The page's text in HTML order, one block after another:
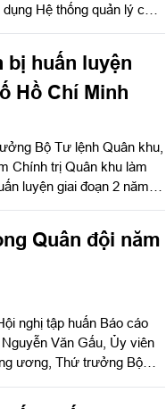
Hệ thống quản lý chất
bị huấn luyện
Hồ Chí Minh
Bộ Tư lệnh Quân khu,
Chính trị Quân khu làm
luyện giai đoạn 2 năm
Quân đội năm
nghị tập huấn Báo cáo
Văn Gấu, Ủy viên
ương, Thứ trưởng Bộ
hợp với trực tuyến tại